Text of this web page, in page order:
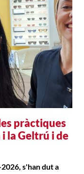
pràctiques
la Geltrú i de
s'han dut a